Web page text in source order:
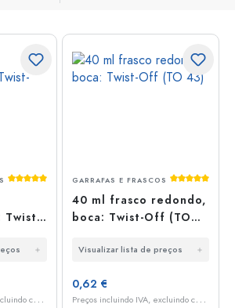
Classificação média de 5 de 5 estrelas
Twist-
P
reços incluindo IVA, excluindo custos de envio
GARRAFAS E FRASCOS
40 ml frasco redondo,
boca: Twist-Off (TO
Visualizar lista de preços
0,62 €
P
reços incluindo IVA, excluindo custos de envio